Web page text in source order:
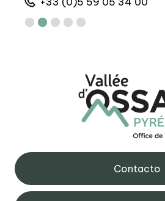
Contacto